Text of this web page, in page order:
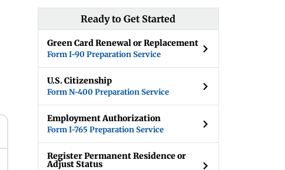
Ready to Get Started
Green Card Renewal or Replacement
Form I-90 Preparation Service
U.S. Citizenship
Form N-400 Preparation Service
Employment Authorization
Form I-765 Preparation Service
Register Permanent Residence or
Adjust Status